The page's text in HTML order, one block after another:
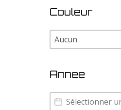
Couleur
Couleur
Couleur
Annee
Annee
Annee